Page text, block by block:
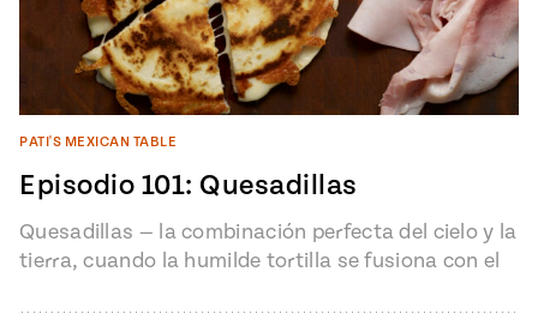
PATI'S MEXICAN TABLE
Episodio 101: Quesadillas
Quesadillas — la combinación perfecta del cielo y la
tierra, cuando la humilde tortilla se fusiona con el